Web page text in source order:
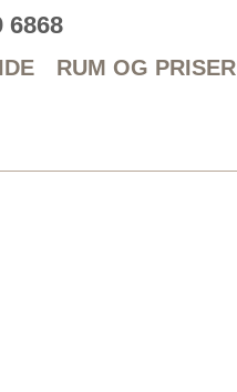
6868
RUM OG PRISER